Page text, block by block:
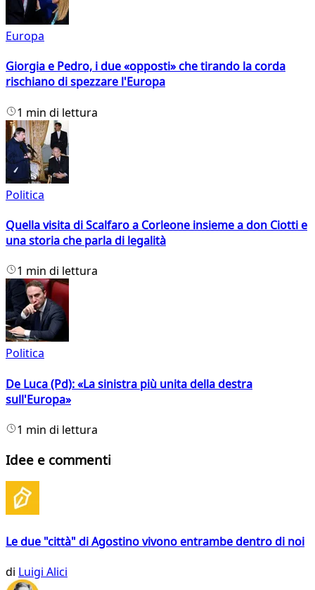
Europa
Giorgia e Pedro, i due «opposti» che tirando la corda
rischiano di spezzare l'Europa
1 min di lettura
Politica
Quella visita di Scalfaro a Corleone insieme a don Ciotti e
una storia che parla di legalità
1 min di lettura
Politica
De Luca (Pd): «La sinistra più unita della destra
sull'Europa»
1 min di lettura
Idee e commenti
Le due "città" di Agostino vivono entrambe dentro di noi
di Luigi Alici